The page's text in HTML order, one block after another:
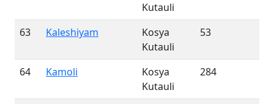
Kutauli
63 Kaleshiyam
Kosya
Kutauli
53
64 Kamoli
Kosya
Kutauli
284